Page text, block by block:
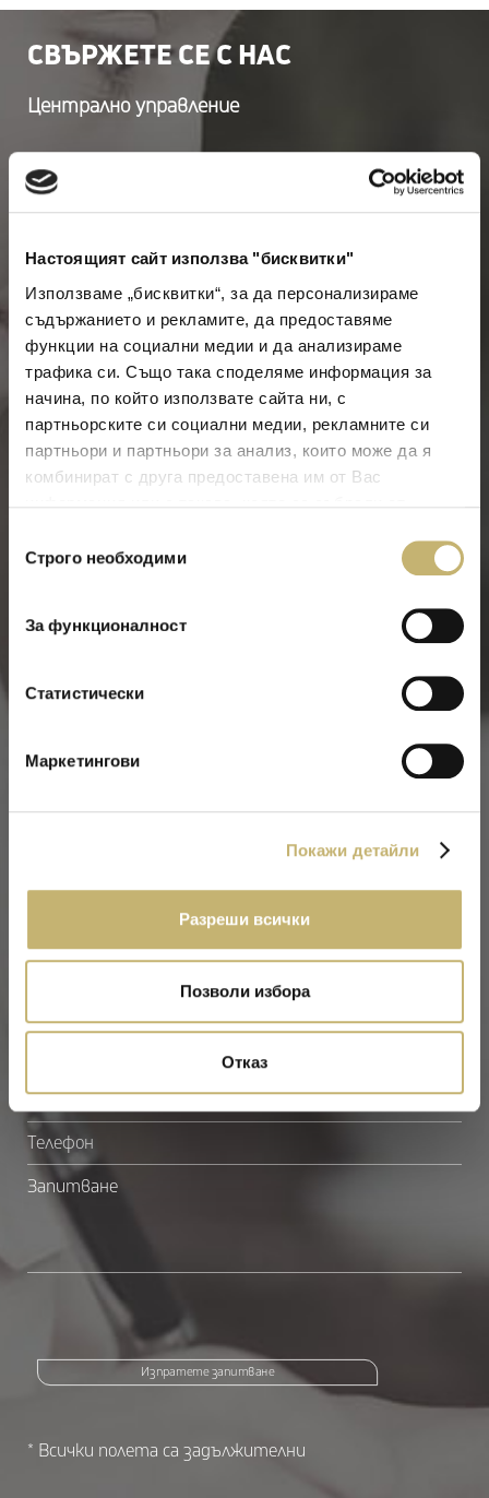
Настоящият сайт използва "бисквитки"
Използваме „бисквитки“, за да персонализираме
съдържанието и рекламите, да предоставяме
функции на социални медии и да анализираме
трафика си. Също така споделяме информация за
начина, по който използвате сайта ни, с
партньорските си социални медии, рекламните си
партньори и партньори за анализ, които може да я
комбинират с друга предоставена им от Вас
наСтрого необходими
За функционалност
Статистически
Маркетингови
Покажи детайли
Разреши всички
Позволи избора
Отказ
СВЪРЖЕТЕ СЕ С НАС
Централно управление
София 1612
бул. "Цар Борис III" №41
и-мейл:
office@borica.bg
Вижте всички офиси
Последвайте ни:
Банкомати
Банкомат близо до вас
Имате запитване
Изпратете запитване
* Всички полета са задължителни